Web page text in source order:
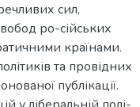
сил,
ро-сійських
країнами.
та провідних
публікації.